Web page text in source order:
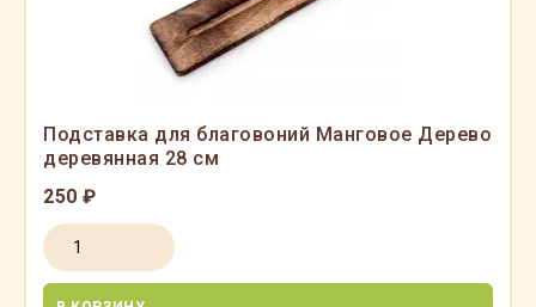
Подставка для благовоний Манговое Дерево
деревянная 28 см
250 ₽